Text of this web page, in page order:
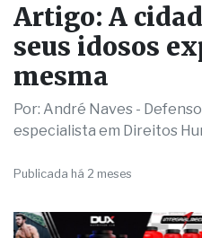
Artigo: A
seus idosos
mesma
Por: André Naves -
especialista em Direitos
Publicada há 2 meses